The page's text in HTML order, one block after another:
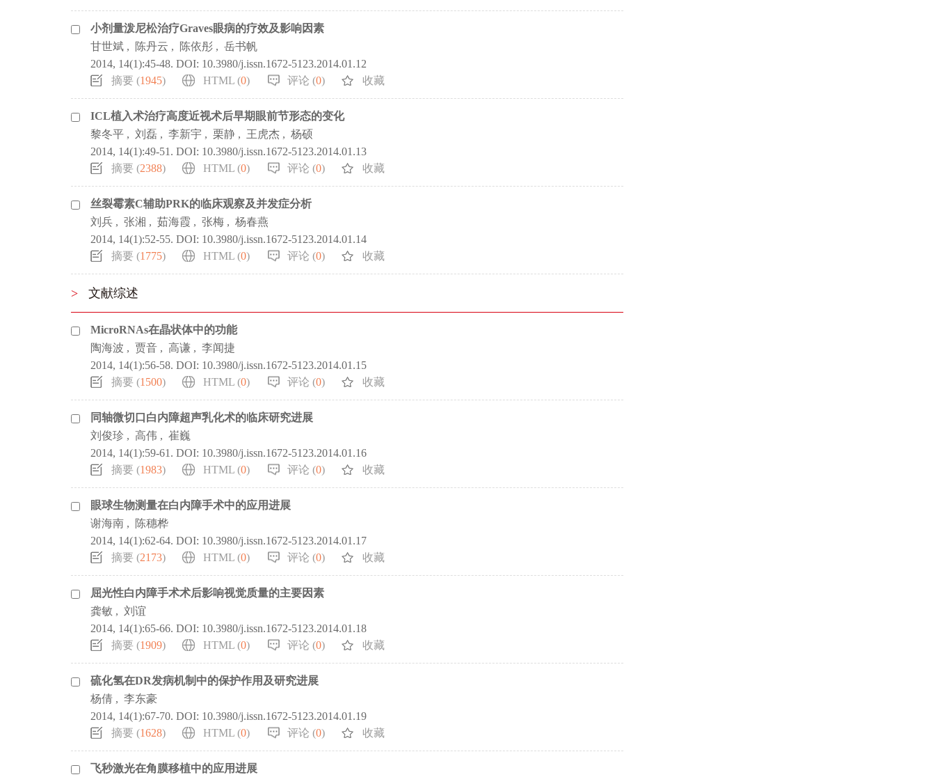
小剂量泼尼松治疗Graves眼病的疗效及影响因素
甘世斌 , 陈丹云 , 陈依彤 , 岳书帆
2014, 14(1):45-48. DOI: 10.3980/j.issn.1672-5123.2014.01.12
摘要 (1945) HTML (0) 评论 (0) 收藏
ICL植入术治疗高度近视术后早期眼前节形态的变化
黎冬平 , 刘磊 , 李新宇 , 栗静 , 王虎杰 , 杨硕
2014, 14(1):49-51. DOI: 10.3980/j.issn.1672-5123.2014.01.13
摘要 (2388) HTML (0) 评论 (0) 收藏
丝裂霉素C辅助PRK的临床观察及并发症分析
刘兵 , 张湘 , 茹海霞 , 张梅 , 杨春燕
2014, 14(1):52-55. DOI: 10.3980/j.issn.1672-5123.2014.01.14
摘要 (1775) HTML (0) 评论 (0) 收藏
> 文献综述
MicroRNAs在晶状体中的功能
陶海波 , 贾音 , 高谦 , 李闻捷
2014, 14(1):56-58. DOI: 10.3980/j.issn.1672-5123.2014.01.15
摘要 (1500) HTML (0) 评论 (0) 收藏
同轴微切口白内障超声乳化术的临床研究进展
刘俊珍 , 高伟 , 崔巍
2014, 14(1):59-61. DOI: 10.3980/j.issn.1672-5123.2014.01.16
摘要 (1983) HTML (0) 评论 (0) 收藏
眼球生物测量在白内障手术中的应用进展
谢海南 ,
陈穗桦
2014, 14(1):62-64. DOI: 10.3980/j.issn.1672-5123.2014.01.17
摘要 (2173) HTML (0) 评论 (0) 收藏
屈光性白内障手术术后影响视觉质量的主要因素
龚敏 , 刘谊
2014, 14(1):65-66. DOI: 10.3980/j.issn.1672-5123.2014.01.18
摘要 (1909) HTML (0) 评论 (0) 收藏
硫化氢在DR发病机制中的保护作用及研究进展
杨倩 , 李东豪
2014, 14(1):67-70. DOI: 10.3980/j.issn.1672-5123.2014.01.19
摘要 (1628) HTML (0) 评论 (0) 收藏
飞秒激光在角膜移植中的应用进展